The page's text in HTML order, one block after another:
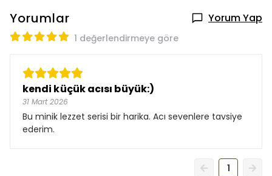
Yorumlar Yorum Yap
1 değerlendirmeye göre
kendi küçük acısı büyük:)
31 Mart 2026
Bu minik lezzet serisi bir harika. Acı sevenlere tavsiye
ederim.
1